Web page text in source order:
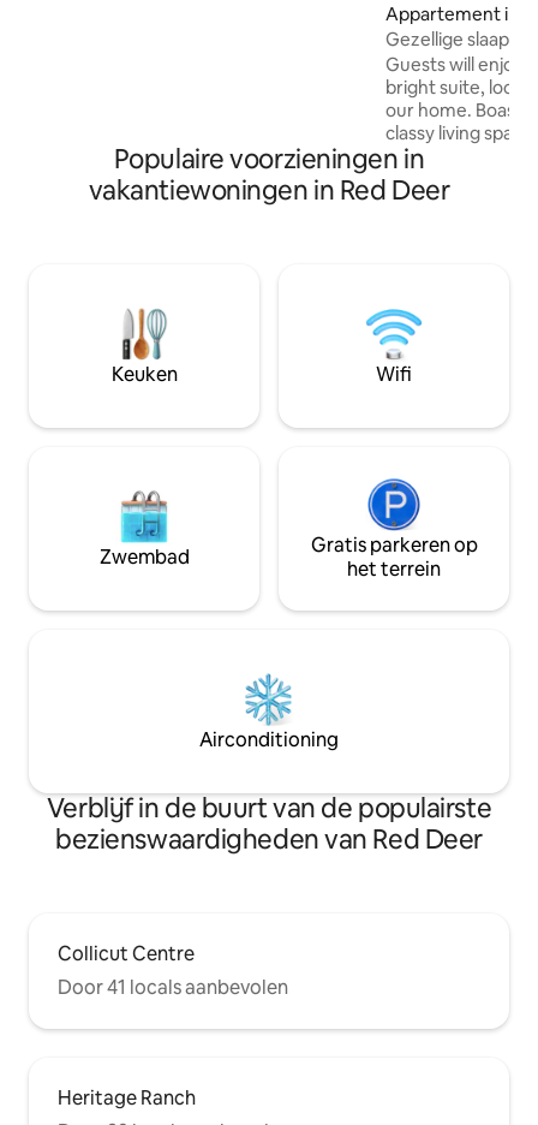
Sylvan Lake
Appartement in
Gezellige
Guests will enjoy
bright suite,
our home.
classy living
boasting a queen
lovely linen. Walk
dresser. Your
will not accept
originating from
Populaire voorzieningen in
vakantiewoningen in Red Deer
Keuken Wifi
Zwembad
Gratis parkeren op
het terrein
Airconditioning
Verblijf in de buurt van de populairste
bezienswaardigheden van Red Deer
Collicut Centre
Door 41 locals aanbevolen
Heritage Ranch